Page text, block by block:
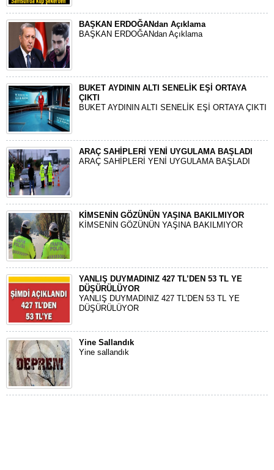
BAŞKAN ERDOĞANdan Açıklama
BAŞKAN ERDOĞANdan Açıklama
BUKET AYDININ ALTI SENELİK EŞİ ORTAYA
ÇIKTI
BUKET AYDININ ALTI SENELİK EŞİ ORTAYA ÇIKTI
ARAÇ SAHİPLERİ YENİ UYGULAMA BAŞLADI
ARAÇ SAHİPLERİ YENİ UYGULAMA BAŞLADI
KİMSENİN GÖZÜNÜN YAŞINA BAKILMIYOR
KİMSENİN GÖZÜNÜN YAŞINA BAKILMIYOR
YANLIŞ DUYMADINIZ 427 TL’DEN 53 TL YE
DÜŞÜRÜLÜYOR
YANLIŞ DUYMADINIZ 427 TL’DEN 53 TL YE
DÜŞÜRÜLÜYOR
Yine Sallandık
Yine sallandık